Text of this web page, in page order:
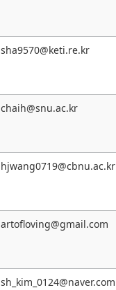
sha9570@keti.re.kr
chaih@snu.ac.kr
hjwang0719@cbnu.ac.kr
artofloving@gmail.com
sh_kim_0124@naver.com